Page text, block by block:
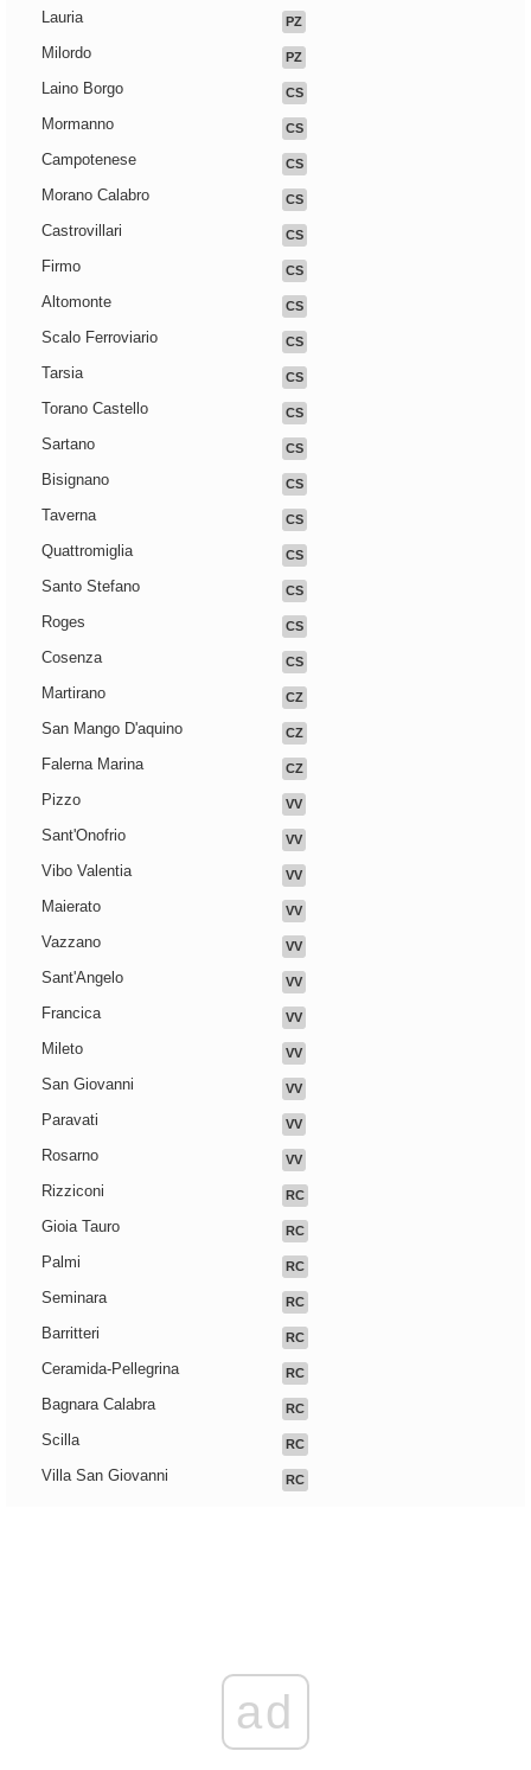
Lauria PZ
Milordo PZ
Laino Borgo CS
Mormanno CS
Campotenese CS
Morano Calabro CS
Castrovillari CS
Firmo CS
Altomonte CS
Scalo Ferroviario CS
Tarsia CS
Torano Castello CS
Sartano CS
Bisignano CS
Taverna CS
Quattromiglia CS
Santo Stefano CS
Roges CS
Cosenza CS
Martirano CZ
San Mango D'aquino CZ
Falerna Marina CZ
Pizzo VV
Sant'Onofrio VV
Vibo Valentia VV
Maierato VV
Vazzano VV
Sant'Angelo VV
Francica VV
Mileto VV
San Giovanni VV
Paravati VV
Rosarno VV
Rizziconi RC
Gioia Tauro RC
Palmi RC
Seminara RC
Barritteri RC
Ceramida-Pellegrina RC
Bagnara Calabra RC
Scilla RC
Villa San Giovanni RC
ad